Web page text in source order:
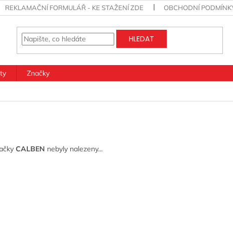
REKLAMAČNÍ FORMULÁŘ - KE STAŽENÍ ZDE OBCHODNÍ
HLEDAT
Značky
CALBEN nebyly nalezeny...